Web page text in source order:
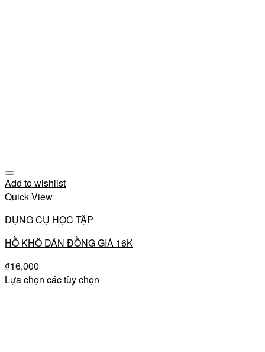
Add to wishlist
Quick View
DỤNG CỤ HỌC TẬP
HỒ KHÔ DÁN ĐỒNG GIÁ 16K
₫16,000
Lựa chọn các tùy chọn